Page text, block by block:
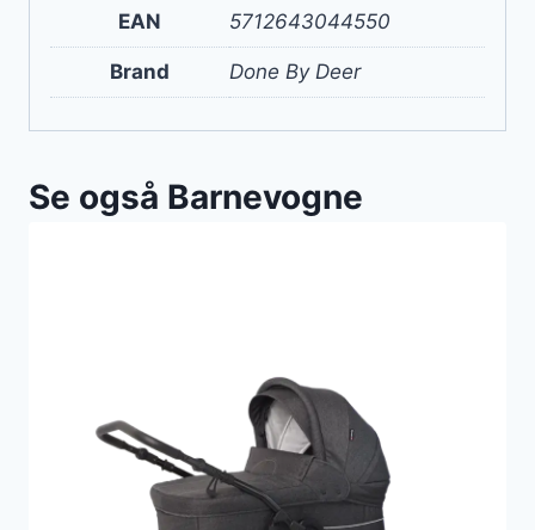
EAN 5712643044550
Brand Done By Deer
Se også Barnevogne